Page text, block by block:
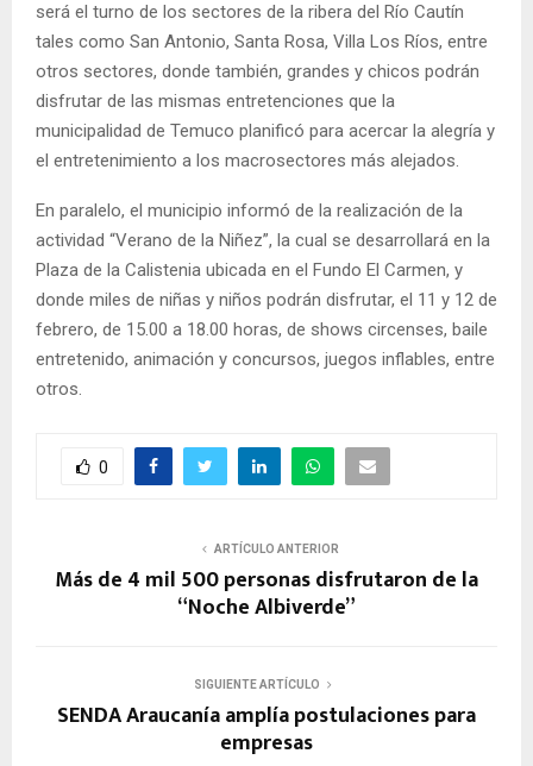
será el turno de los sectores de la ribera del Río Cautín
tales como San Antonio, Santa Rosa, Villa Los Ríos, entre
otros sectores, donde también, grandes y chicos podrán
disfrutar de las mismas entretenciones que la
municipalidad de Temuco planificó para acercar la alegría y
el entretenimiento a los macrosectores más alejados.
En paralelo, el municipio informó de la realización de la
actividad “Verano de la Niñez”, la cual se desarrollará en la
Plaza de la Calistenia ubicada en el Fundo El Carmen, y
donde miles de niñas y niños podrán disfrutar, el 11 y 12 de
febrero, de 15.00 a 18.00 horas, de shows circenses, baile
entretenido, animación y concursos, juegos inflables, entre
otros.
0
ARTÍCULO ANTERIOR
Más de 4 mil 500 personas disfrutaron de la
“Noche Albiverde”
SIGUIENTE ARTÍCULO
SENDA Araucanía amplía postulaciones para
empresas